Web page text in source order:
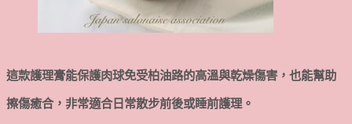
這款護理膏能保護肉球免受柏油路的高溫與乾燥傷害，也能幫助
擦傷癒合，非常適合日常散步前後或睡前護理。